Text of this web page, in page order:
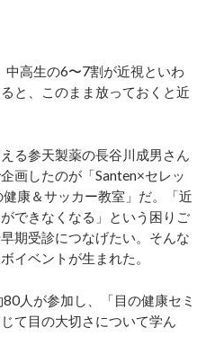
高生の6〜7割が近視といわ
と、このまま放っておくと近
る参天製薬の長谷川成男さん
画したのが「Santen×セレッ
康＆サッカー教室」だ。「近
できなくなる」という困りご
期受診につなげたい。そんな
イベントが生まれた。
人が参加し、「目の健康セミ
て目の大切さについて学ん